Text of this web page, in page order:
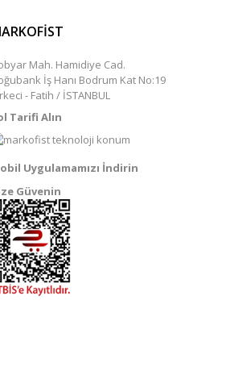
Mah. Hamidiye Cad.
İş Hanı Bodrum Kat No:19
- Fatih / İSTANBUL
Tarifi Alın
Uygulamamızı İndirin
Güvenin